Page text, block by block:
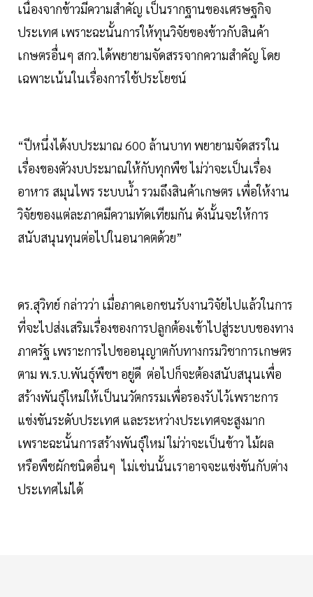
เนื่องจากข้าวมีความสำคัญ เป็นรากฐานของเศรษฐกิจ
ประเทศ เพราะฉะนั้นการให้ทุนวิจัยของข้าวกับสินค้า
เกษตรอื่นๆ สกว.ได้พยายามจัดสรรจากความสำคัญ โดย
เฉพาะเน้นในเรื่องการใช้ประโยชน์
“ปีหนึ่งได้งบประมาณ 600 ล้านบาท พยายามจัดสรรใน
เรื่องของตัวงบประมาณให้กับทุกพืช ไม่ว่าจะเป็นเรื่อง
อาหาร สมุนไพร ระบบน้ำ รวมถึงสินค้าเกษตร เพื่อให้งาน
วิจัยของแต่ละภาคมีความทัดเทียมกัน ดังนั้นจะให้การ
สนับสนุนทุนต่อไปในอนาคตด้วย”
ดร.สุวิทย์ กล่าวว่า เมื่อภาคเอกชนรับงานวิจัยไปแล้วในการ
ที่จะไปส่งเสริมเรื่องของการปลูกต้องเข้าไปสู่ระบบของทาง
ภาครัฐ เพราะการไปขออนุญาตกับทางกรมวิชาการเกษตร
ตาม พ.ร.บ.พันธุ์พืชฯ อยู่ดี ต่อไปก็จะต้องสนับสนุนเพื่อ
สร้างพันธุ์ใหม่ให้เป็นนวัตกรรมเพื่อรองรับไว้เพราะการ
แข่งขันระดับประเทศ และระหว่างประเทศจะสูงมาก
เพราะฉะนั้นการสร้างพันธุ์ใหม่ ใม่ว่าจะเป็นข้าว ไม้ผล
หรือพืชผักชนิดอื่นๆ ไม่เช่นนั้นเราอาจจะแข่งขันกับต่าง
ประเทศไม่ได้